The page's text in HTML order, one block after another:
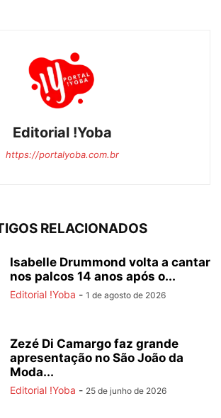
Editorial !Yoba
https://portalyoba.com.br
RELACIONADOS
Isabelle Drummond volta a cantar
nos palcos 14 anos após o...
Editorial !Yoba - 1 de agosto de 2026
Zezé Di Camargo faz grande
apresentação no São João da
Moda...
Editorial !Yoba - 25 de junho de 2026